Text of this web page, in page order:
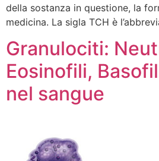
della sostanza in questione, la
medicina. La sigla TCH è
Granulociti:
Eosinofili,
nel sangue